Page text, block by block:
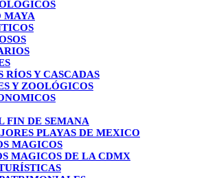
MAYA
RÍOS Y CASCADAS
Y ZOOLÓGICOS
FIN DE SEMANA
PLAYAS DE MEXICO
MAGICOS
MAGICOS DE LA CDMX